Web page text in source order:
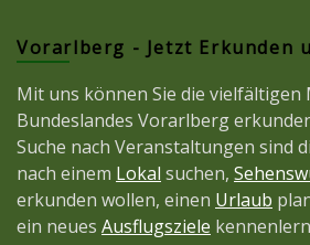
Vorarlberg - Jetzt Erkunden
Mit uns können Sie die vielfältigen
Bundeslandes Vorarlberg
Suche nach Veranstaltungen sind
nach einem Lokal suchen,
erkunden wollen, einen Urlaub
ein neues Ausflugsziele